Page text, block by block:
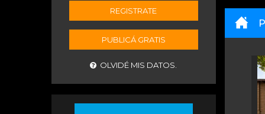
REGISTRATE
PUBLICÁ GRATIS
OLVIDÉ MIS DATOS.